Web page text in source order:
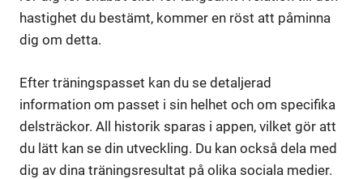
hastighet du bestämt, kommer en röst att påminna
dig om detta.
Efter träningspasset kan du se detaljerad
information om passet i sin helhet och om specifika
delsträckor. All historik sparas i appen, vilket gör att
du lätt kan se din utveckling. Du kan också dela med
dig av dina träningsresultat på olika sociala medier.